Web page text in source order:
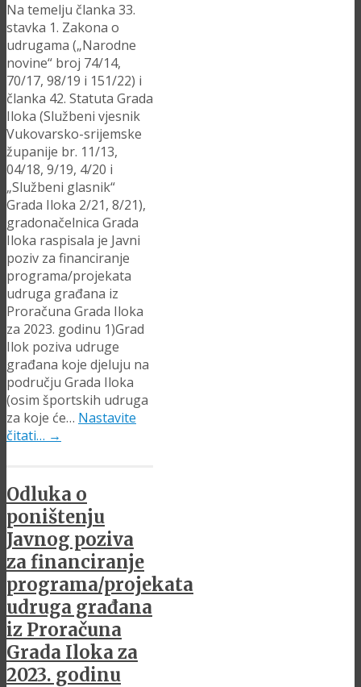
Na temelju članka 33.
stavka 1. Zakona o
udrugama („Narodne
novine“ broj 74/14,
70/17, 98/19 i 151/22) i
članka 42. Statuta Grada
Iloka (Službeni vjesnik
Vukovarsko-srijemske
županije br. 11/13,
04/18, 9/19, 4/20 i
„Službeni glasnik“
Grada Iloka 2/21, 8/21),
gradonačelnica Grada
Iloka raspisala je Javni
poziv za financiranje
programa/projekata
udruga građana iz
Proračuna Grada Iloka
za 2023. godinu 1)Grad
Ilok poziva udruge
građana koje djeluju na
području Grada Iloka
(osim športskih udruga
za koje će… Nastavite
čitati… →
Odluka o
poništenju
Javnog poziva
za financiranje
programa/projekata
udruga građana
iz Proračuna
Grada Iloka za
2023. godinu